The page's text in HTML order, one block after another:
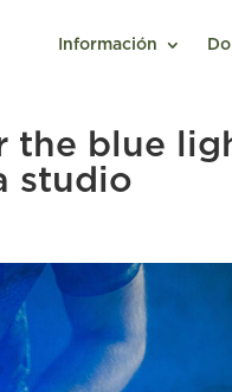
Información
the blue
studio